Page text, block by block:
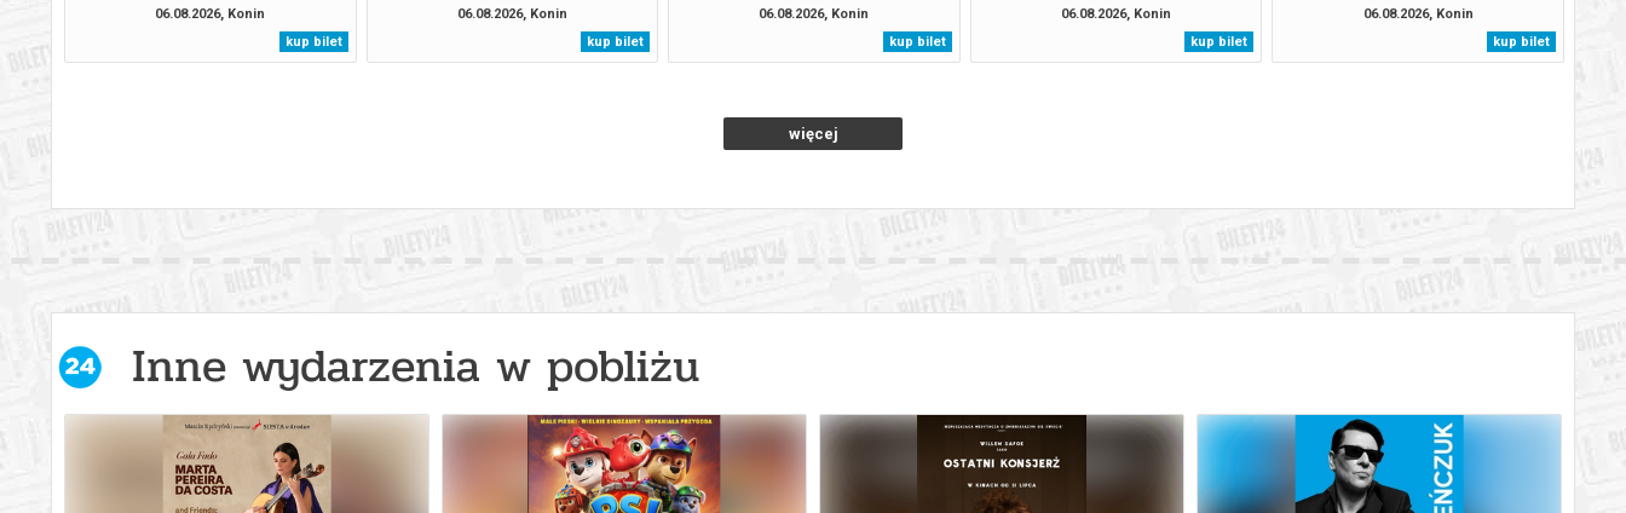
06.08.2026, Konin
kup bilet
06.08.2026, Konin
kup bilet
06.08.2026, Konin
kup bilet
06.08.2026, Konin
kup bilet
06.08.2026, Konin
kup bilet
więcej
Inne wydarzenia w pobliżu